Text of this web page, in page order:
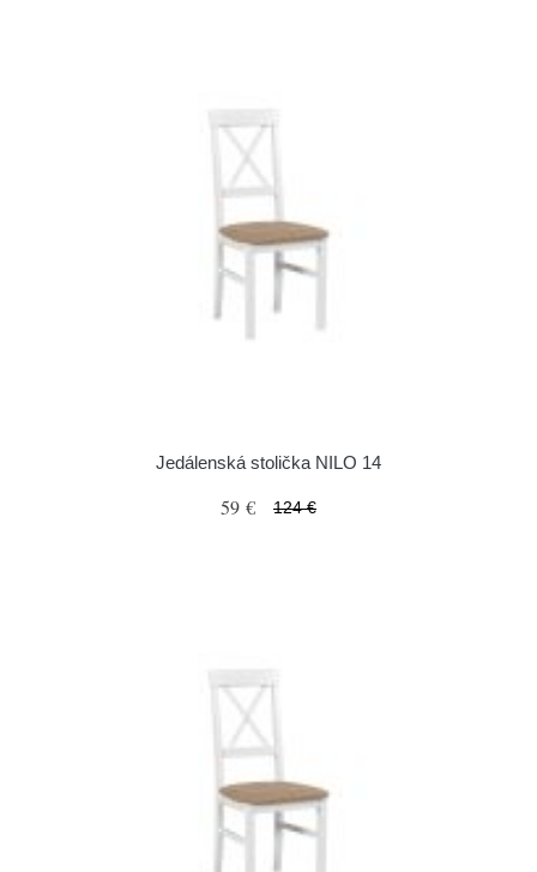
Jedálenská stolička NILO 14
59 € 124 €